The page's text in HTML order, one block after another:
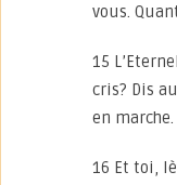
vous.
15
cris? Dis
en marche.
16 Et toi,